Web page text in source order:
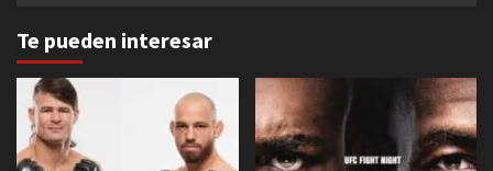
Te pueden interesar